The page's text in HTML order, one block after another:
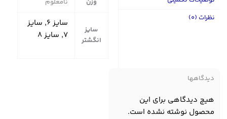
نظرات (0)
سایز
انگشتر
سایز ۶, سایز
۷, سایز ۸
دیدگاهها
هیچ دیدگاهی برای این
محصول نوشته نشده است.